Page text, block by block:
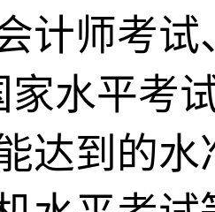
计师考
家水平考
达到的